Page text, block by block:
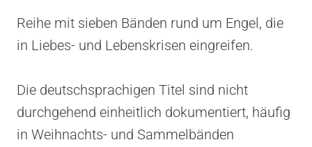
Reihe mit sieben Bänden rund um Engel, die
in Liebes- und Lebenskrisen eingreifen.
Die deutschsprachigen Titel sind nicht
durchgehend einheitlich dokumentiert, häufig
in Weihnachts- und Sammelbänden